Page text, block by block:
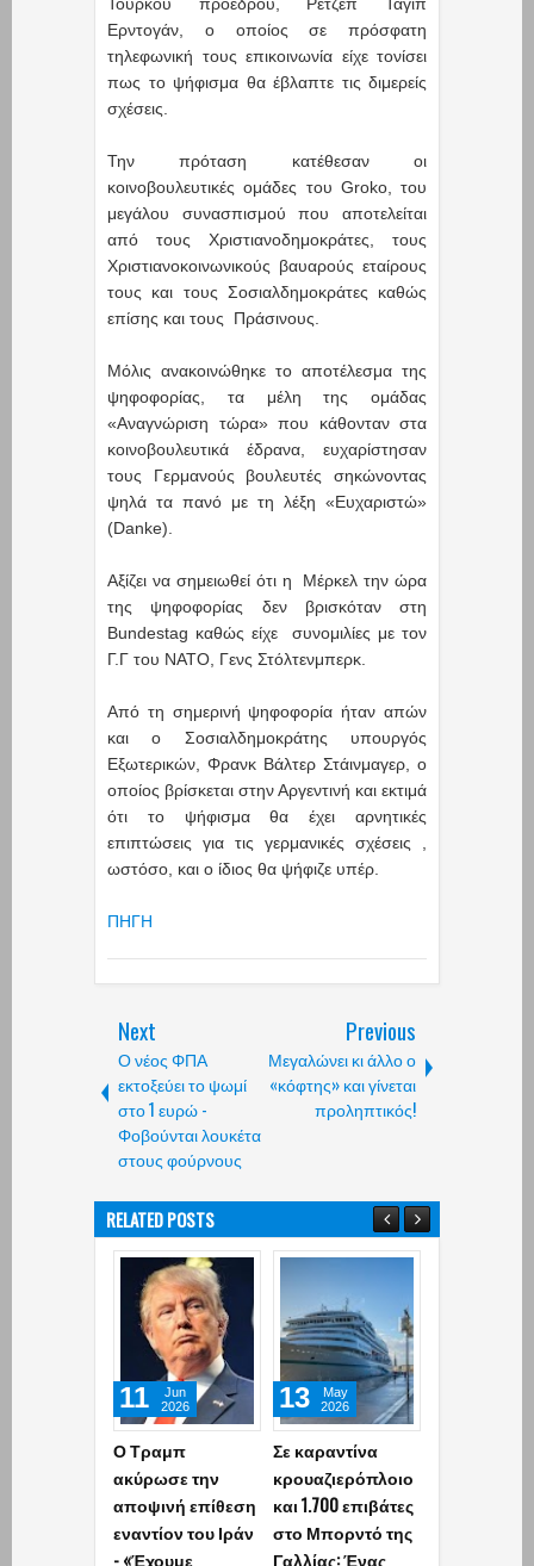
Ερντογάν, ο οποίος σε πρόσφατη
τηλεφωνική τους επικοινωνία είχε τονίσει
πως το ψήφισμα θα έβλαπτε τις διμερείς
σχέσεις.
Την πρόταση κατέθεσαν οι
κοινοβουλευτικές ομάδες του Groko, του
μεγάλου συνασπισμού που αποτελείται
από τους Χριστιανοδημοκράτες, τους
Χριστιανοκοινωνικούς βαυαρούς εταίρους
τους και τους Σοσιαλδημοκράτες καθώς
επίσης και τους Πράσινους.
Mόλις ανακοινώθηκε το αποτέλεσμα της
ψηφοφορίας, τα μέλη της ομάδας
«Αναγνώριση τώρα» που κάθονταν στα
κοινοβουλευτικά έδρανα, ευχαρίστησαν
τους Γερμανούς βουλευτές σηκώνοντας
ψηλά τα πανό με τη λέξη «Ευχαριστώ»
(Danke).
Αξίζει να σημειωθεί ότι η Μέρκελ την ώρα
της ψηφοφορίας δεν βρισκόταν στη
Bundestag καθώς είχε συνομιλίες με τον
Γ.Γ του ΝΑΤΟ, Γενς Στόλτενμπερκ.
Από τη σημερινή ψηφοφορία ήταν απών
και ο Σοσιαλδημοκράτης υπουργός
Εξωτερικών, Φρανκ Βάλτερ Στάινμαγερ, ο
οποίος βρίσκεται στην Αργεντινή και εκτιμά
ότι το ψήφισμα θα έχει αρνητικές
επιπτώσεις για τις γερμανικές σχέσεις ,
ωστόσο, και ο ίδιος θα ψήφιζε υπέρ.
ΠΗΓΗ
Next
Ο νέος ΦΠΑ
εκτοξεύει το ψωμί
στο 1 ευρώ -
Φοβούνται λουκέτα
στους φούρνους
Previous
Μεγαλώνει κι άλλο ο
«κόφτης» και γίνεται
προληπτικός!
RELATED POSTS
Ο Τραμπ
ακύρωσε την
αποψινή επίθεση
εναντίον του Ιράν
- «Έχουμε
11
Jun
2026
Σε καραντίνα
κρουαζιερόπλοιο
και 1.700 επιβάτες
στο Μπορντό της
Γαλλίας: Ένας
13
May
2026